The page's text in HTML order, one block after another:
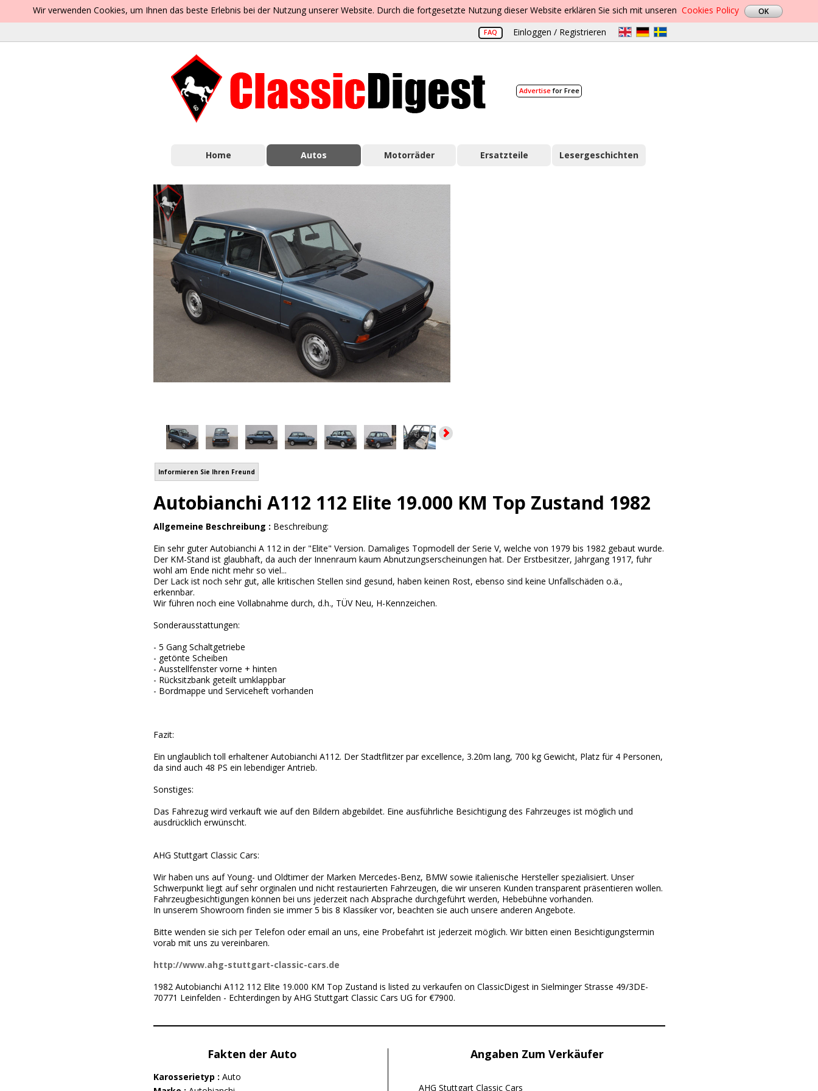
Wir verwenden Cookies, um Ihnen das beste Erlebnis bei der Nutzung unserer Website. Durch die fortgesetzte Nutzung dieser Website erklären Sie sich mit unseren Cookies Policy
FAQ Einloggen / Registrieren
Advertisefor Free
Home Autos Motorräder Ersatzteile Lesergeschichten
Informieren Sie Ihren Freund
Autobianchi A112 112 Elite 19.000 KM Top Zustand 1982
Allgemeine Beschreibung : Beschreibung:
Ein sehr guter Autobianchi A 112 in der "Elite" Version. Damaliges Topmodell der Serie V, welche von 1979 bis 1982 gebaut wurde.
Der KM-Stand ist glaubhaft, da auch der Innenraum kaum Abnutzungserscheinungen hat. Der Erstbesitzer, Jahrgang 1917, fuhr
wohl am Ende nicht mehr so viel...
Der Lack ist noch sehr gut, alle kritischen Stellen sind gesund, haben keinen Rost, ebenso sind keine Unfallschäden o.ä.,
erkennbar.
Wir führen noch eine Vollabnahme durch, d.h., TÜV Neu, H-Kennzeichen.
Sonderausstattungen:
- 5 Gang Schaltgetriebe
- getönte Scheiben
- Ausstellfenster vorne + hinten
- Rücksitzbank geteilt umklappbar
- Bordmappe und Serviceheft vorhanden
Fazit:
Ein unglaublich toll erhaltener Autobianchi A112. Der Stadtflitzer par excellence, 3.20m lang, 700 kg Gewicht, Platz für 4 Personen,
da sind auch 48 PS ein lebendiger Antrieb.
Sonstiges:
Das Fahrezug wird verkauft wie auf den Bildern abgebildet. Eine ausführliche Besichtigung des Fahrzeuges ist möglich und
ausdrücklich erwünscht.
AHG Stuttgart Classic Cars:
Wir haben uns auf Young- und Oldtimer der Marken Mercedes-Benz, BMW sowie italienische Hersteller spezialisiert. Unser
Schwerpunkt liegt auf sehr orginalen und nicht restaurierten Fahrzeugen, die wir unseren Kunden transparent präsentieren wollen.
Fahrzeugbesichtigungen können bei uns jederzeit nach Absprache durchgeführt werden, Hebebühne vorhanden.
In unserem Showroom finden sie immer 5 bis 8 Klassiker vor, beachten sie auch unsere anderen Angebote.
Bitte wenden sie sich per Telefon oder email an uns, eine Probefahrt ist jederzeit möglich. Wir bitten einen Besichtigungstermin
vorab mit uns zu vereinbaren.
http://www.ahg-stuttgart-classic-cars.de
1982 Autobianchi A112 112 Elite 19.000 KM Top Zustand is listed zu verkaufen on ClassicDigest in Sielminger Strasse 49/3DE-
70771 Leinfelden - Echterdingen by AHG Stuttgart Classic Cars UG for €7900.
Fakten der Auto
Karosserietyp : Auto
Angaben Zum Verkäufer
AHG Stuttgart Classic Cars